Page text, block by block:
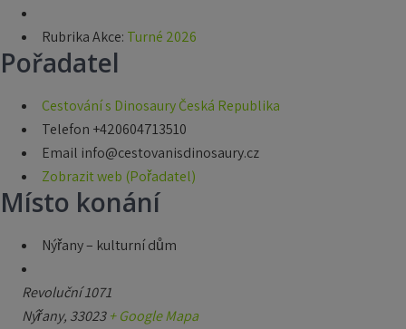
Rubrika Akce: Turné 2026
Pořadatel
Cestování s Dinosaury Česká Republika
Telefon +420604713510
Email info@cestovanisdinosaury.cz
Zobrazit web (Pořadatel)
Místo konání
Nýřany – kulturní dům
Revoluční 1071
Nýřany, 33023 + Google Mapa